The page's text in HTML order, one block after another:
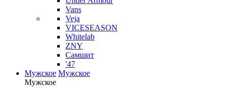
Vans
Veja
VICESEASON
Whitelab
ZNY
Самшит
'47
Мужское Мужское
Мужское